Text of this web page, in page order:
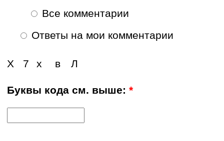
Все комментарии
Ответы на мои комментарии
Л
в
7 х
Х
Буквы кода см. выше:*